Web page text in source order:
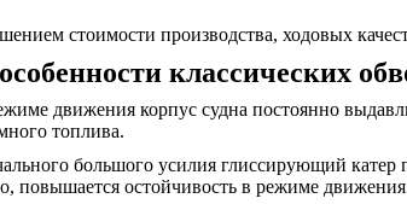
стоимости производства, ходовых
классических
движения корпус судна постоянно
топлива.
большого усилия глиссирующий
повышается остойчивость в режиме